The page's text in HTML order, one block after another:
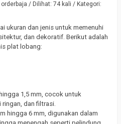
/ Dilihat: 74 kali / Kategori:
ukuran dan jenis untuk memenuhi
dan dekoratif. Berikut adalah
plat lobang:
1,5 mm, cocok untuk
dan filtrasi.
hingga 6 mm, digunakan dalam